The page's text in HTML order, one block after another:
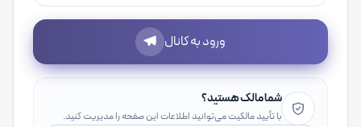
ورود به کانال
شما مالک هستید؟
با تأیید مالکیت می‌توانید اطلاعات این صفحه را مدیریت کنید.